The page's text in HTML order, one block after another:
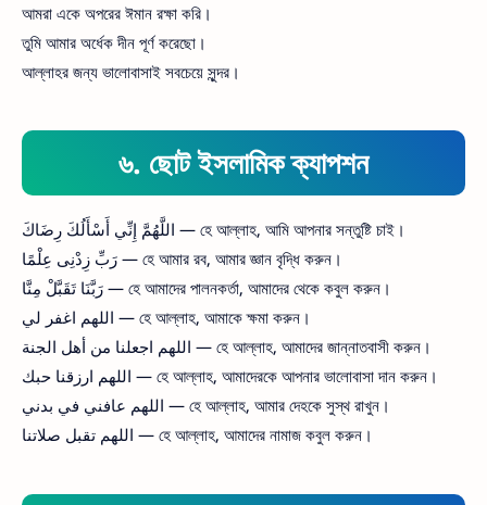
আমরা একে অপরের ঈমান রক্ষা করি।
তুমি আমার অর্ধেক দীন পূর্ণ করেছো।
আল্লাহর জন্য ভালোবাসাই সবচেয়ে সুন্দর।
৬. ছোট ইসলামিক ক্যাপশন
اللَّهُمَّ إِنِّي أَسْأَلُكَ رِضَاكَ — হে আল্লাহ, আমি আপনার সন্তুষ্টি চাই।
رَبِّ زِدْنِى عِلْمًا — হে আমার রব, আমার জ্ঞান বৃদ্ধি করুন।
رَبَّنَا تَقَبَّلْ مِنَّا — হে আমাদের পালনকর্তা, আমাদের থেকে কবুল করুন।
اللهم اغفر لي — হে আল্লাহ, আমাকে ক্ষমা করুন।
اللهم اجعلنا من أهل الجنة — হে আল্লাহ, আমাদের জান্নাতবাসী করুন।
اللهم ارزقنا حبك — হে আল্লাহ, আমাদেরকে আপনার ভালোবাসা দান করুন।
اللهم عافني في بدني — হে আল্লাহ, আমার দেহকে সুস্থ রাখুন।
اللهم تقبل صلاتنا — হে আল্লাহ, আমাদের নামাজ কবুল করুন।